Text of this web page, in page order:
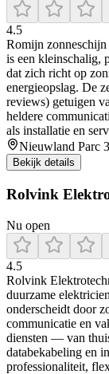
4.5
Romijn zonneschijn
is een kleinschalig,
dat zich richt op
energieopslag. De
reviews) getuigen
heldere
als installatie en
Nieuwland Parc
Bekijk details
Rolvink
Nu open
4.5
Rolvink
duurzame
onderscheidt door
communicatie en
diensten — van
databekabeling en
professionaliteit,